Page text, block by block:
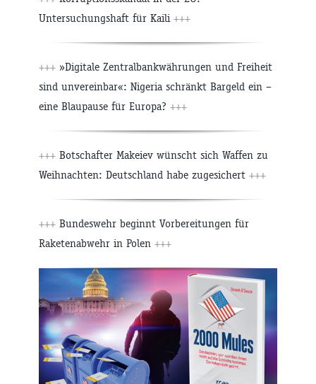
Untersuchungshaft für Kaili +++
+++ »Digitale Zentralbankwährungen und Freiheit
sind unvereinbar«: Nigeria schränkt Bargeld ein –
eine Blaupause für Europa? +++
+++ Botschafter Makeiev wünscht sich Waffen zu
Weihnachten: Deutschland habe zugesichert +++
+++ Bundeswehr beginnt Vorbereitungen für
Raketenabwehr in Polen +++